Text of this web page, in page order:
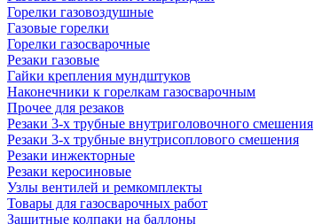
Горелки газовоздушные
Газовые горелки
Горелки газосварочные
Резаки газовые
Гайки крепления мундштуков
Наконечники к горелкам газосварочным
Прочее для резаков
Резаки 3-х трубные внутриголовочного смешения
Резаки 3-х трубные внутрисоплового смешения
Резаки инжекторные
Резаки керосиновые
Узлы вентилей и ремкомплекты
Товары для газосварочных работ
Защитные колпаки на баллоны